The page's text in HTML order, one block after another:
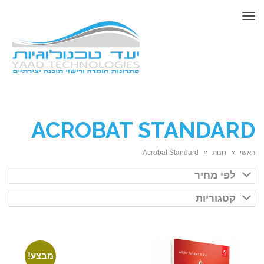
תפריט
ACROBAT STANDARD
ראשי » חנות »
Acrobat Standard
לפי מחיר
קטגוריות
מבצע!